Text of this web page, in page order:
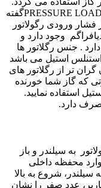
گفته
فشار ورودی رگولاتور
وجود دارد و
. جنس رگلاتور ها
استیل می باشد
تر از رگلاتور های
که گاز شما خورنده
استفاده نمایید.
دارد.
ﺑﻪ ﺳﯿﻠﻨﺪر و ﺑﺎز
ﻣﺤﻔﻈﻪ داﺧﻠﯽ
ﺷﺮوع ﺑﻪ ﺑﺎﻻ
ﻋﺪد ﺻﻔﺮ را ﻧﺸﺎن